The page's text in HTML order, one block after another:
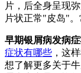
片，后全身呈现
片状正常"皮岛"
早期银屑病发病
症状有哪些 ，这
想了解更多关于